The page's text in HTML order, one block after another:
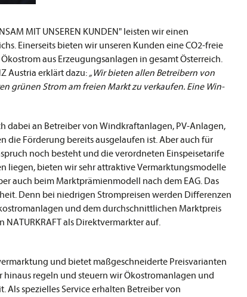
MIT UNSEREN KUNDEN" leisten wir einen
Einerseits bieten wir unseren Kunden eine CO2-freie
aus Erzeugungsanlagen in gesamt Österreich.
Austria erklärt dazu: „Wir bieten allen Betreibern von
grünen Strom am freien Markt zu verkaufen. Eine Win-
dabei an Betreiber von Windkraftanlagen, PV-Anlagen,
die Förderung bereits ausgelaufen ist. Aber auch für
noch besteht und die verordneten Einspeisetarife
liegen, bieten wir sehr attraktive Vermarktungsmodelle
auch beim Marktprämienmodell nach dem EAG. Das
Denn bei niedrigen Strompreisen werden Differenzen
und dem durchschnittlichen Marktpreis
als Direktvermarkter auf.
und bietet maßgeschneiderte Preisvarianten
hinaus regeln und steuern wir Ökostromanlagen und
spezielles Service erhalten Betreiber von